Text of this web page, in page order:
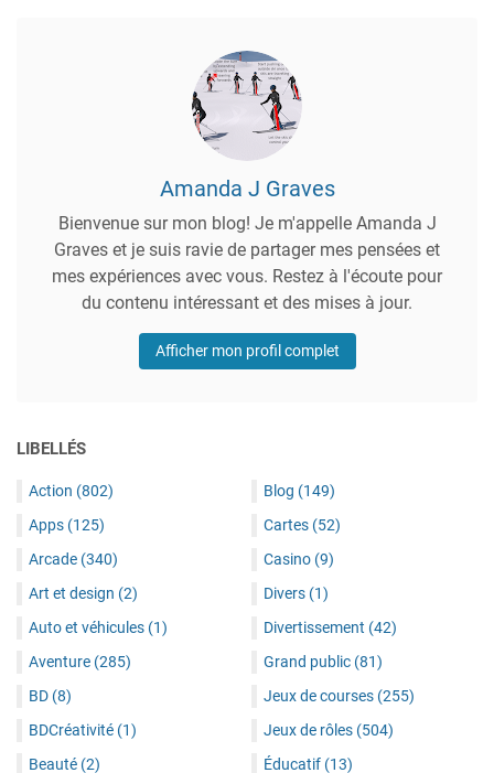
Amanda J Graves
Bienvenue sur mon blog! Je m'appelle Amanda J
Graves et je suis ravie de partager mes pensées et
mes expériences avec vous. Restez à l'écoute pour
du contenu intéressant et des mises à jour.
Afficher mon profil complet
LIBELLÉS
Action (802)
Apps (125)
Arcade (340)
Art et design (2)
Auto et véhicules (1)
Aventure (285)
BD (8)
BDCréativité (1)
Beauté (2)
Blog (149)
Cartes (52)
Casino (9)
Divers (1)
Divertissement (42)
Grand public (81)
Jeux de courses (255)
Jeux de rôles (504)
Éducatif (13)